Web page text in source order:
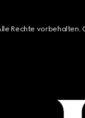
Rechte